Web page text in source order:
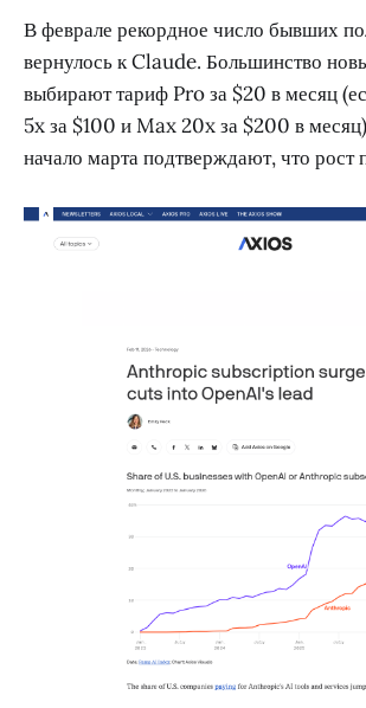
В феврале рекордное число бывших
вернулось к Claude. Большинство
выбирают тариф Pro за $20 в месяц
5x за $100 и Max 20x за $200 в
начало марта подтверждают, что рост